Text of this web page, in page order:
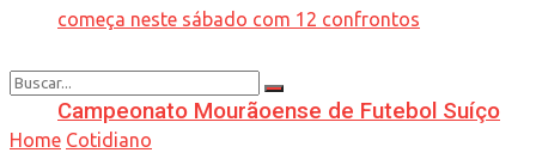
Campeonato Mourãoense de Futebol Suíço
Home Cotidiano